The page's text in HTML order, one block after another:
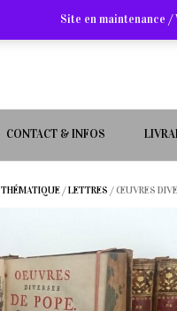
CONTACT & INFOS
THÉMATIQUE /LETTRES / ŒUVRES
Site en maintenance